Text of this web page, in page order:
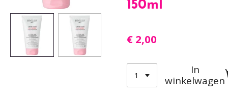
150ml
€ 2,00
In
winkelwagen